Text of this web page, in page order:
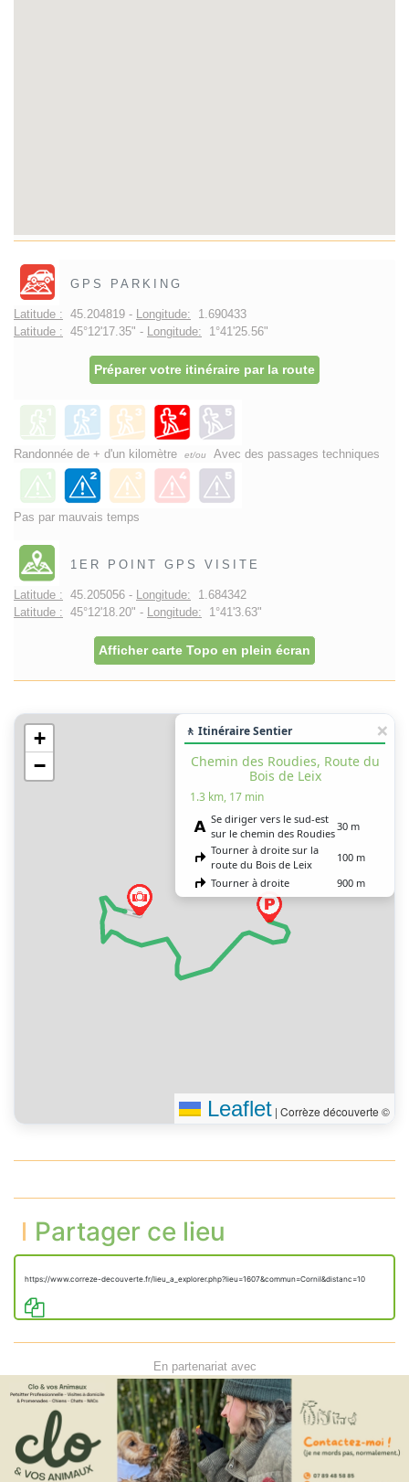
GPS PARKING
Latitude : 45.204819 - Longitude: 1.690433
Latitude : 45°12'17.35" - Longitude: 1°41'25.56"
Préparer votre itinéraire par la route
Randonnée de + d'un kilomètre et/ou Avec des passages techniques
Pas par mauvais temps
1ER POINT GPS VISITE
Latitude : 45.205056 - Longitude: 1.684342
Latitude : 45°12'18.20" - Longitude: 1°41'3.63"
Afficher carte Topo en plein écran
+
−
🚶 Itinéraire Sentier
Chemin des Roudies, Route du
Bois de Leix
1.3 km, 17 min
Se diriger vers le sud-est
sur le chemin des Roudies
30 m
Tourner à droite sur la
route du Bois de Leix
100 m
Tourner à droite
900 m
Tourner franchement à
Vous êtes arrivé à votre
destination, droit devant
Leaflet | Corrèze découverte ©
Partager ce lieu
https://www.correze-decouverte.fr/lieu_a_explorer.php?lieu=1607&commun=Cornil&distanc=10
En partenariat avec